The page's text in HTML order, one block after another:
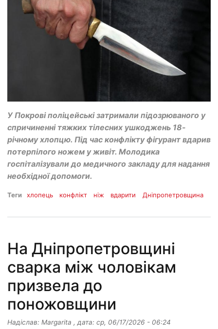
У Покрові поліцейські затримали підозрюваного у
спричиненні тяжких тілесних ушкоджень 18-
річному хлопцю. Під час конфлікту фігурант вдарив
потерпілого ножем у живіт. Молодика
госпіталізували до медичного закладу для надання
необхідної допомоги.
Теги хлопець конфлікт ніж вдарити Дніпропетровщина
На Дніпропетровщині
сварка між чоловікам
призвела до
поножовщини
Надіслав: Margarita , дата: ср, 06/17/2026 - 06:24